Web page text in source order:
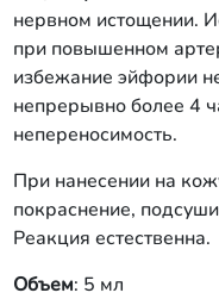
нервном истощении.
при повышенном
избежание эйфории
непрерывно более 4
непереносимость.
При нанесении на
покраснение,
Реакция естественна.
Объем: 5 мл